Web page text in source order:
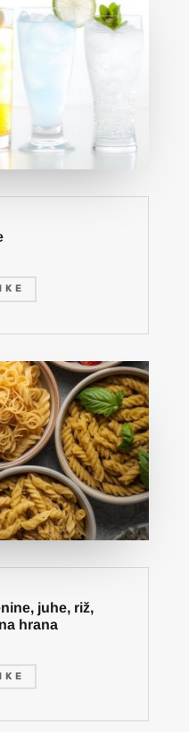
juhe, riž,
hrana